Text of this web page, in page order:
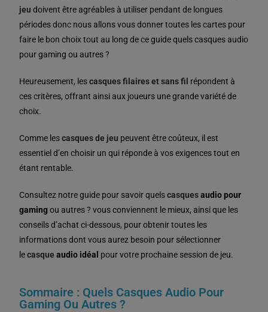
jeu doivent être agréables à utiliser pendant de longues
périodes donc nous allons vous donner toutes les cartes pour
faire le bon choix tout au long de ce guide quels casques audio
pour gaming ou autres ?
Heureusement, lescasques filaires et sans fil répondent à
ces critères, offrant ainsi aux joueurs une grande variété de
choix.
Comme lescasques de jeu peuvent être coûteux, il est
essentiel d’en choisir un qui réponde à vos exigences tout en
étant rentable.
Consultez notre guide pour savoir quelscasquesaudio pour
gamingou autres ? vous conviennent le mieux, ainsi que les
conseils d’achat ci-dessous, pour obtenir toutes les
informations dont vous aurez besoin pour sélectionner
lecasque audio idéal pour votre prochaine session de jeu.
Sommaire : Quels Casques Audio Pour
Gaming Ou Autres ?